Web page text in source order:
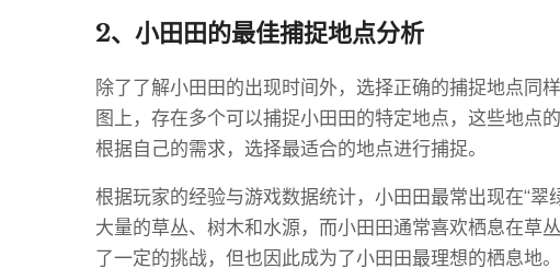
2、小田田的最佳捕捉地点分析
除了了解小田田的出现时间外，选择正确的捕捉地点同
图上，存在多个可以捕捉小田田的特定地点，这些地点
根据自己的需求，选择最适合的地点进行捕捉。
根据玩家的经验与游戏数据统计，小田田最常出现在“翠
大量的草丛、树木和水源，而小田田通常喜欢栖息在草
了一定的挑战，但也因此成为了小田田最理想的栖息地。